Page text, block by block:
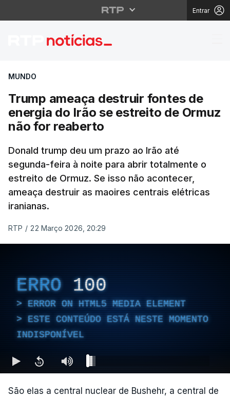
Entrar
Trump ameaça
MUNDO
Trump ameaça destruir fontes de
energia do Irão se estreito de Ormuz
não for reaberto
Donald trump deu um prazo ao Irão até
segunda-feira à noite para abrir totalmente o
estreito de Ormuz. Se isso não acontecer,
ameaça destruir as maoires centrais elétricas
iranianas.
RTP / 22 Março 2026, 20:29
ERRO 100
ERROR ON HTML5 MEDIA ELEMENT
ESTE CONTEÚDO ESTÁ NESTE MOMENTO
INDISPONÍVEL
São elas a central nuclear de Bushehr, a central de